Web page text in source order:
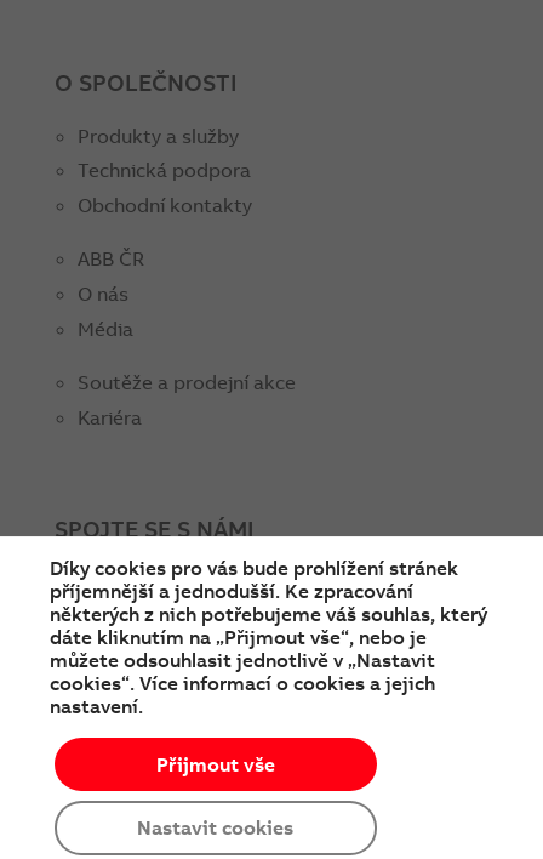
Víte, že u nás můžete nakoupit
jako v e-shopu?
Vyzkoušejte to!
O SPOLEČNOSTI
Produkty a služby
Technická podpora
Obchodní kontakty
ABB ČR
O nás
Média
Soutěže a prodejní akce
Kariéra
SPOJTE SE S NÁMI
facebookinstagramLinkedintwitteryoutube
© Copyright 2026 ABB
Podmínky používání
Cookies a ochrana soukromí
Díky cookies pro vás bude prohlížení stránek
příjemnější a jednodušší. Ke zpracování
některých z nich potřebujeme váš souhlas, který
dáte kliknutím na „Přijmout vše“, nebo je
můžete odsouhlasit jednotlivě v „Nastavit
cookies“. Více informací o cookies a jejich
nastavení.
Nastavit cookies
Přijmout vše